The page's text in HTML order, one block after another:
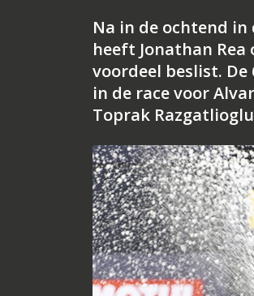
Na in de ochtend
heeft Jonathan
voordeel beslist.
in de race voor
Toprak